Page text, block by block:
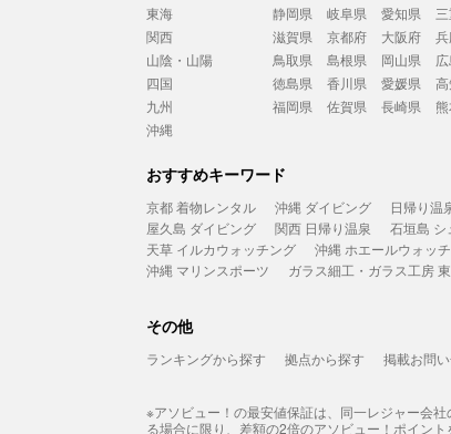
東海
静岡県 岐阜県 愛知県
関西
滋賀県 京都府 大阪府
山陰・山陽
鳥取県 島根県 岡山県
四国
徳島県 香川県 愛媛県
九州
福岡県 佐賀県 長崎県
沖縄
おすすめキーワード
京都 着物レンタル 沖縄 ダイビング 日帰り温
屋久島 ダイビング
関西 日帰り温泉 石垣島 シ
天草 イルカウォッチング
沖縄 ホエールウォッ
沖縄 マリンスポーツ
ガラス細工・ガラス工房
その他
ランキングから探す 拠点から探す 掲載お問
※アソビュー！の最安値保証は、同一レジャー会
る場合に限り、差額の2倍のアソビュー！ポイン